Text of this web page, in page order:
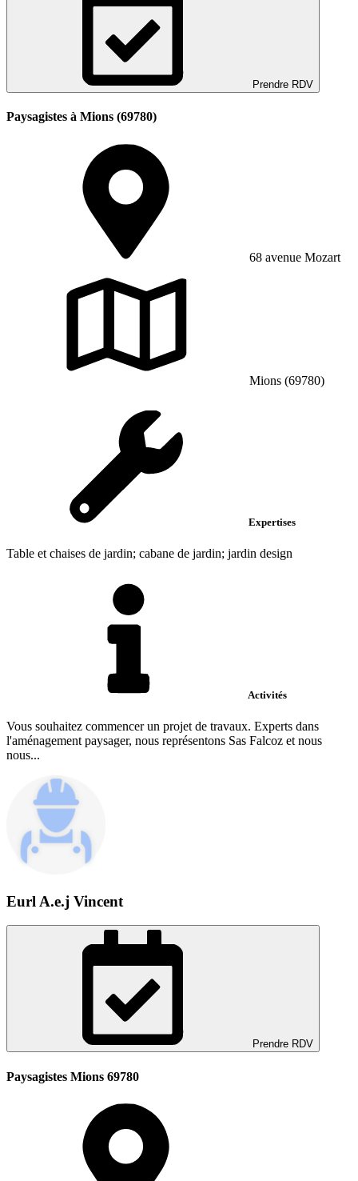
Prendre RDV
Paysagistes à Mions (69780)
68 avenue Mozart
Mions (69780)
Expertises
Table et chaises de jardin; cabane de jardin; jardin design
Activités
Vous souhaitez commencer un projet de travaux. Experts dans
l'aménagement paysager, nous représentons Sas Falcoz et nous
nous...
Eurl A.e.j Vincent
Prendre RDV
Paysagistes Mions 69780